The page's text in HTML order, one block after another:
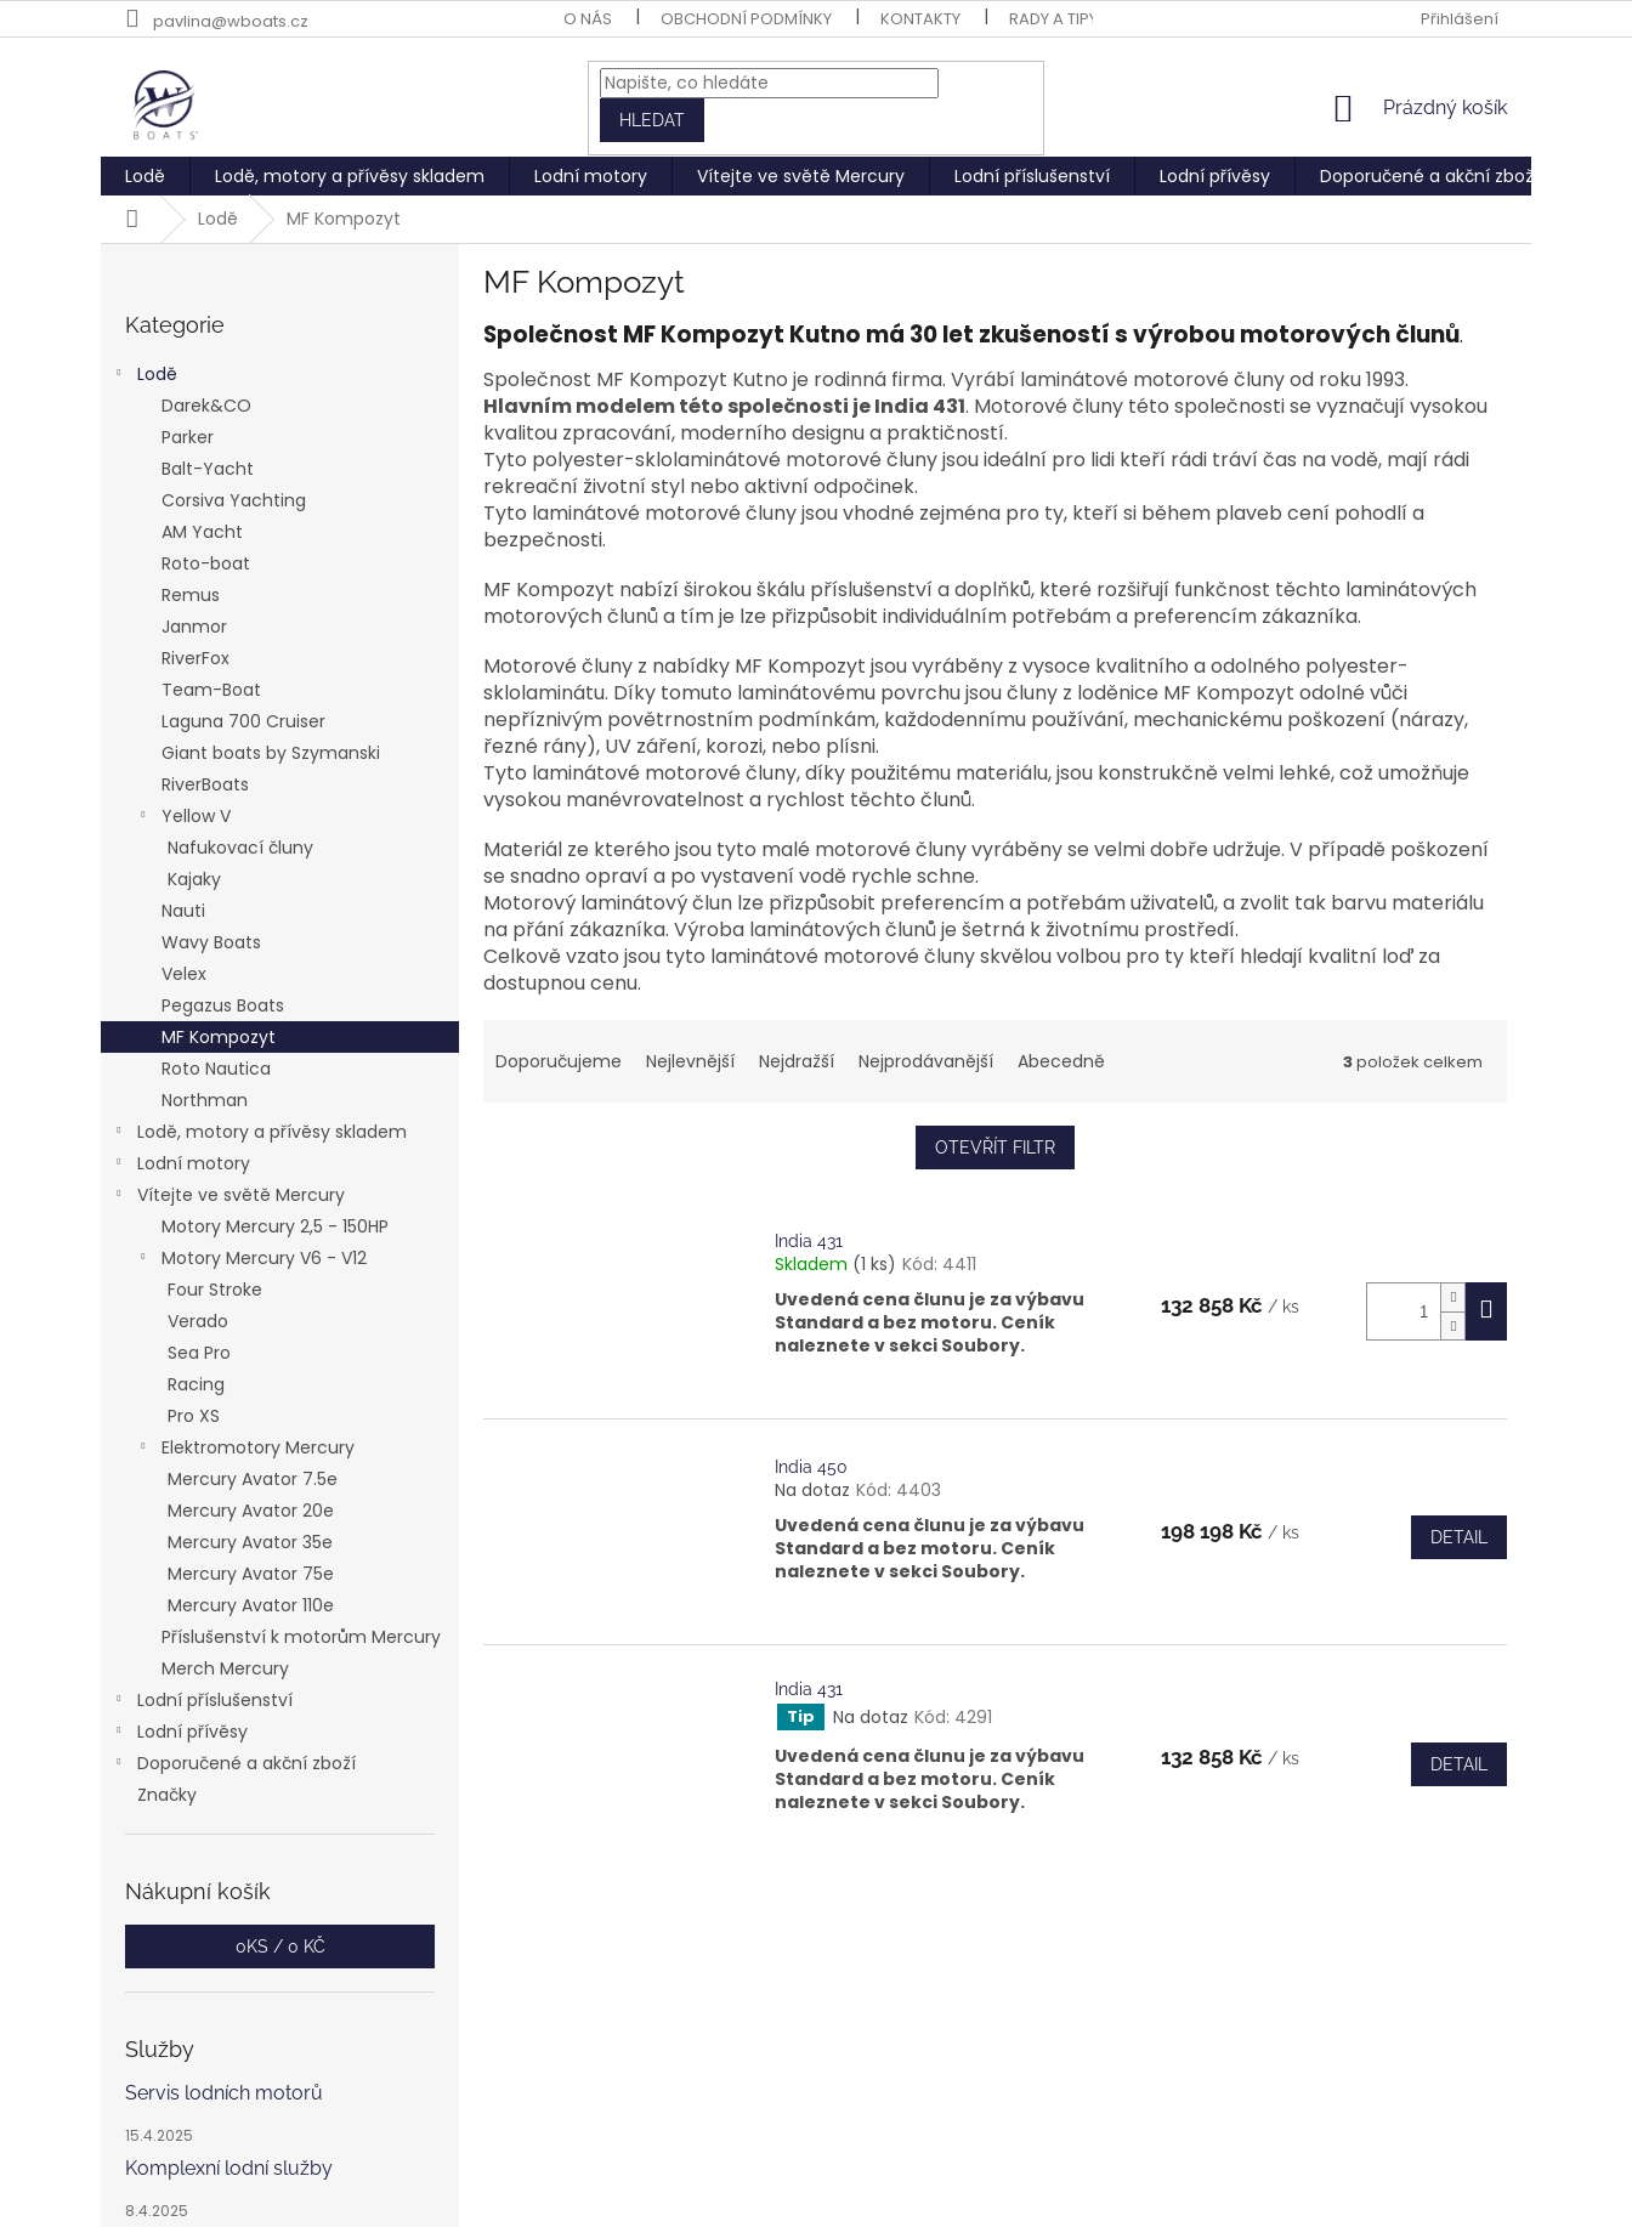
na
pavlina@wboats.cz O NÁS OBCHODNÍ PODMÍNKY KONTAKTY RADY A TIPY Přihlášení
HLEDAT
NÁKUPNÍ
Prázdný košík
Lodě Lodě, motory a přívěsy skladem Lodní motory Vítejte ve světě Mercury Lodní příslušenství Lodní přívěsy Doporučené a akční zboží
DomůLodě MF Kompozyt
kategorie
Kategorie
Lodě
Darek&CO
Parker
Balt-Yacht
Corsiva Yachting
AM Yacht
Roto-boat
Remus
Janmor
RiverFox
Team-Boat
Laguna 700 Cruiser
Giant boats by Szymanski
RiverBoats
Yellow V
Nafukovací čluny
Kajaky
Nauti
Wavy Boats
Velex
Pegazus Boats
MF Kompozyt
Roto Nautica
Northman
Lodě, motory a přívěsy skladem
Lodní motory
Vítejte ve světě Mercury
Motory Mercury 2,5 - 150HP
Motory Mercury V6 - V12
Four Stroke
Verado
Sea Pro
Racing
Pro XS
Elektromotory Mercury
Mercury Avator 7.5e
Mercury Avator 20e
Mercury Avator 35e
Mercury Avator 75e
Mercury Avator 110e
Příslušenství k motorům Mercury
Merch Mercury
Lodní příslušenství
Lodní přívěsy
Doporučené a akční zboží
Značky
Nákupní košík
0KS / 0 KČ
Služby
Servis lodních motorů
15.4.2025
Komplexní lodní služby
8.4.2025
MF Kompozyt
Společnost MF Kompozyt Kutno má 30 let zkušeností s výrobou motorových člunů.
Společnost MF Kompozyt Kutno je rodinná firma. Vyrábí laminátové motorové čluny od roku 1993.
Hlavním modelem této společnosti je India 431. Motorové čluny této společnosti se vyznačují vysokou
kvalitou zpracování, moderního designu a praktičností.
Tyto polyester-sklolaminátové motorové čluny jsou ideální pro lidi kteří rádi tráví čas na vodě, mají rádi
rekreační životní styl nebo aktivní odpočinek.
Tyto laminátové motorové čluny jsou vhodné zejména pro ty, kteří si během plaveb cení pohodlí a
bezpečnosti.
MF Kompozyt nabízí širokou škálu příslušenství a doplňků, které rozšiřují funkčnost těchto laminátových
motorových člunů a tím je lze přizpůsobit individuálním potřebám a preferencím zákazníka.
Motorové čluny z nabídky MF Kompozyt jsou vyráběny z vysoce kvalitního a odolného polyester-
sklolaminátu. Díky tomuto laminátovému povrchu jsou čluny z loděnice MF Kompozyt odolné vůči
nepříznivým povětrnostním podmínkám, každodennímu používání, mechanickému poškození (nárazy,
řezné rány), UV záření, korozi, nebo plísni.
Tyto laminátové motorové čluny, díky použitému materiálu, jsou konstrukčně velmi lehké, což umožňuje
vysokou manévrovatelnost a rychlost těchto člunů.
Materiál ze kterého jsou tyto malé motorové čluny vyráběny se velmi dobře udržuje. V případě poškození
se snadno opraví a po vystavení vodě rychle schne.
Motorový laminátový člun lze přizpůsobit preferencím a potřebám uživatelů, a zvolit tak barvu materiálu
na přání zákazníka. Výroba laminátových člunů je šetrná k životnímu prostředí.
Celkově vzato jsou tyto laminátové motorové čluny skvělou volbou pro ty kteří hledají kvalitní loď za
dostupnou cenu.
Doporučujeme Nejlevnější Nejdražší Nejprodávanější Abecedně 3položek celkem
OTEVŘÍT FILTR
d
India 431
Skladem (1 ks) Kód: 4411
Uvedená cena člunu je za výbavu
Standard a bez motoru. Ceník
naleznete v sekci Soubory.
132 858 Kč / ks
India 450
Na dotaz Kód: 4403
Uvedená cena člunu je za výbavu
Standard a bez motoru. Ceník
naleznete v sekci Soubory.
198 198 Kč / ks DETAIL
India 431
Tip Na dotaz Kód: 4291
Uvedená cena člunu je za výbavu
Standard a bez motoru. Ceník
naleznete v sekci Soubory.
132 858 Kč/ ks DETAIL